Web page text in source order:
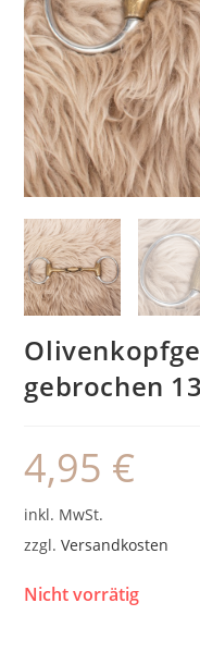
gebrochen
4,95 €
inkl. MwSt.
zzgl.Versandkosten
Nicht vorrätig